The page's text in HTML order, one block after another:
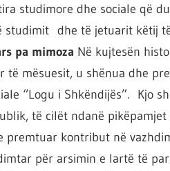
studimore dhe sociale që
dhe të jetuarit këtij
pa mimoza Në kujtesën
mësuesit, u shënua dhe
“Logu i Shkëndijës”. Kjo
të cilët ndanë
kontribut në
për arsimin e lartë të